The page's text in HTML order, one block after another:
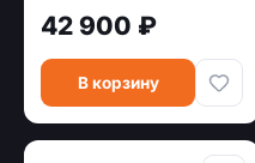
42 900 ₽
В корзину